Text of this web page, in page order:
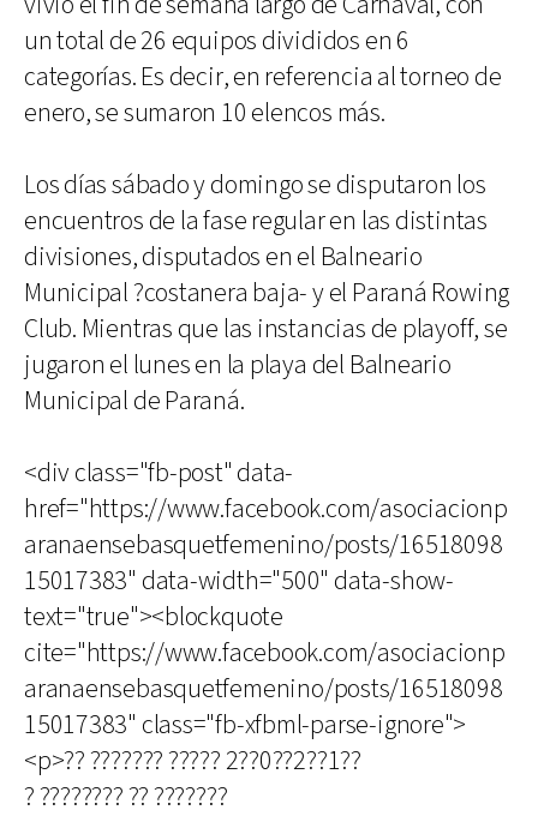
un total de 26 equipos divididos en 6
categorías. Es decir, en referencia al torneo de
enero, se sumaron 10 elencos más.
Los días sábado y domingo se disputaron los
encuentros de la fase regular en las distintas
divisiones, disputados en el Balneario
Municipal ?costanera baja- y el Paraná Rowing
Club. Mientras que las instancias de playoff, se
jugaron el lunes en la playa del Balneario
Municipal de Paraná.
<div class="fb-post" data-
href="https://www.facebook.com/asociacionp
aranaensebasquetfemenino/posts/16518098
15017383" data-width="500" data-show-
text="true"><blockquote
cite="https://www.facebook.com/asociacionp
aranaensebasquetfemenino/posts/16518098
15017383" class="fb-xfbml-parse-ignore">
<p>?? ??????? ????? 2??0??2??1??
? ???????? ?? ???????